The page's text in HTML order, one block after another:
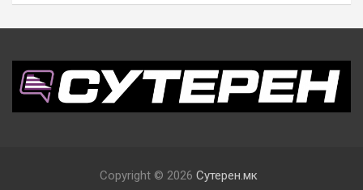
Copyright © 2026 Сутерен.мк